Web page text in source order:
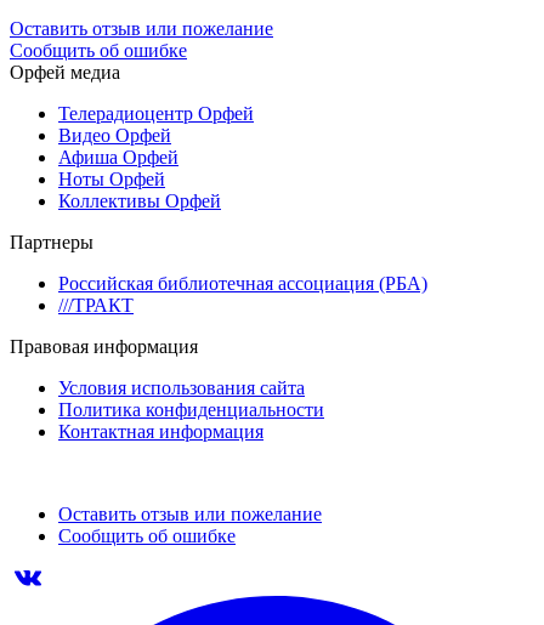
Оставить отзыв или пожелание
Сообщить об ошибке
Орфей медиа
Телерадиоцентр Орфей
Видео Орфей
Афиша Орфей
Ноты Орфей
Коллективы Орфей
Партнеры
Российская библиотечная ассоциация (РБА)
///ТРАКТ
Правовая информация
Условия использования сайта
Политика конфиденциальности
Контактная информация
Оставить отзыв или пожелание
Сообщить об ошибке